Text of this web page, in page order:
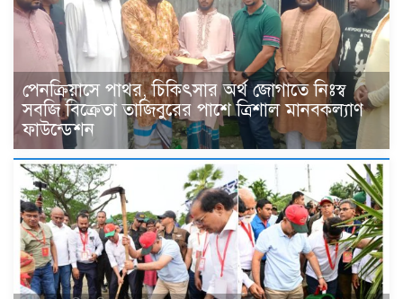
পেনক্রিয়াসে পাথর, চিকিৎসার অর্থ জোগাতে নিঃস্ব
সবজি বিক্রেতা তাজিবুরের পাশে ত্রিশাল মানবকল্যাণ
ফাউন্ডেশন